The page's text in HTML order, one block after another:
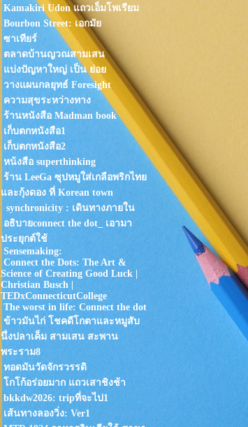
คิดถึงไปก่อน - BOMB AT TRACK
Feat.Alien Safeplanet
HONNE - LIFE_you only get one
HONNE - B I K E
เพลงซ่อนคน - Yoshisawa
TELEx TELEXs - ดาว (Let Me)
Penguin Villa - เศษหนึ่งส่วนใด |
P1ECE
Johnny Stimson - Smile
Johnny Stimson - Empty
Apartment
Coldplay -
feelslikeimfallinginlove
Johnny Stimson - Raindrops in
Jakarta
Dhruv - double take
Valley - When You Know
Someone
HONNE - Songs In My Head
The Beatles - Blackbird
Billie Eilish - What Was I Made
For?
HYBS x GANGGA - Let It Rain
TATTOO COLOUR - แล้วแต่
ม่คุณ
Jeff Satur - ซ่อน (ไม่) หา l Ghost
HONNE - la la la that’s how it
goes (dream edit)
John Mayer - You're Gonna Live
Forever in Me
fellow fellow - หน้าที่ของน้ำตา
feat. FREEHAND
Jeanius - หาคนเก่าในคนใหม่
roll over, baby: lany
กลับไปเริ่มรักกันใหม่ (time
Kamakiri Udon แถวเอ็มโพเรียม
Bourbon Street: เอกมั
ซาเทียร์
ตลาดบ้านญวณสามเสน
บ่งปัญหาใหญ่ เป็น ย่อ
วางแผนกลยุทธ์ Foresight
ความสุขระหว่างทาง
ร้านหนังสือ Madman book
เก็บตกหนังสือ1
เก็บตกหนังสือ2
หน้งสือ superthinking
ร้าน LeeGa ซุปหมูใส่เกลือพริกไท
ละกุ้งดอง ที่ Korean town
synchronicity : เดินทางภายใน
อธิบายconnect the dot_ เอามา
ประยุกต์ใช้
Sensemaking:
Connect the Dots: The Art &
Science of Creating Good Luck |
Christian Busch |
TEDxConnecticutCollege
The worst in life: Connect the dot
ข้าวมันไก่ โชคดีโกตาและหมูสับ
นึ่งปลาเค็ม สามเสน สะพาน
พระราม8
ทอดมันวัดจักรวรรดิ
กโก้อร่อยมาก แถวเสาชิงช้า
bkkdw2026: tripที่จะไป1
เส้นทางลองวิ่ง: Ver1